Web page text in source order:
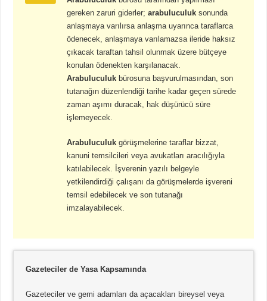
gereken zaruri giderler;arabuluculuk sonunda
anlaşmaya varılırsa anlaşma uyarınca taraflarca
ödenecek, anlaşmaya varılamazsa ileride haksız
çıkacak taraftan tahsil olunmak üzere bütçeye
konulan ödenekten karşılanacak.
Arabuluculuk bürosuna başvurulmasından, son
tutanağın düzenlendiği tarihe kadar geçen sürede
zaman aşımı duracak, hak düşürücü süre
işlemeyecek.
Arabuluculuk görüşmelerine taraflar bizzat,
kanuni temsilcileri veya avukatları aracılığıyla
katılabilecek. İşverenin yazılı belgeyle
yetkilendirdiği çalışanı da görüşmelerde işvereni
temsil edebilecek ve son tutanağı
imzalayabilecek.
Gazeteciler de Yasa Kapsamında
Gazeteciler ve gemi adamları da açacakları bireysel veya